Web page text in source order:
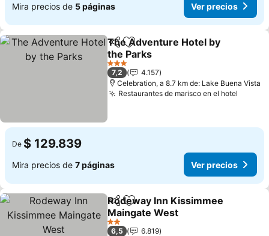
Mira precios de 5 páginas Ver precios
Compartir
Agregar a favoritos
The Adventure Hotel by
the Parks
Ver precios
3 Estrellas
7,2
4.157
Celebration, a 8.7 km de: Lake Buena Vista
Restaurantes de marisco en el hotel
De $ 129.839
Mira precios de 7 páginas Ver precios
CompartirAgregar a favoritos
Rodeway Inn Kissimmee
Maingate West
Ver precios
2 Estrellas
6,5
6.819